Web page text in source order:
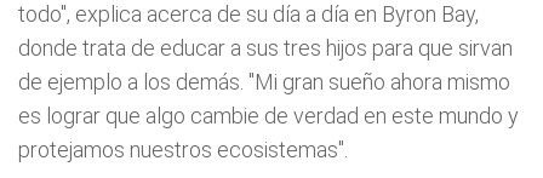
todo", explica acerca de su día a día en Byron Bay,
donde trata de educar a sus tres hijos para que sirvan
de ejemplo a los demás. "Mi gran sueño ahora mismo
es lograr que algo cambie de verdad en este mundo y
protejamos nuestros ecosistemas".